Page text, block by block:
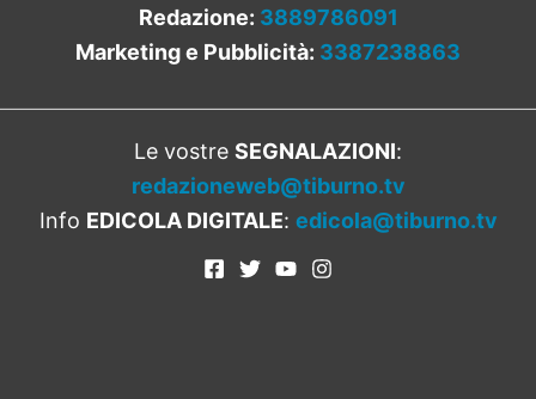
Redazione: 3889786091
Marketing e Pubblicità: 3387238863
Le vostre SEGNALAZIONI:
redazioneweb@tiburno.tv
Info EDICOLA DIGITALE: edicola@tiburno.tv